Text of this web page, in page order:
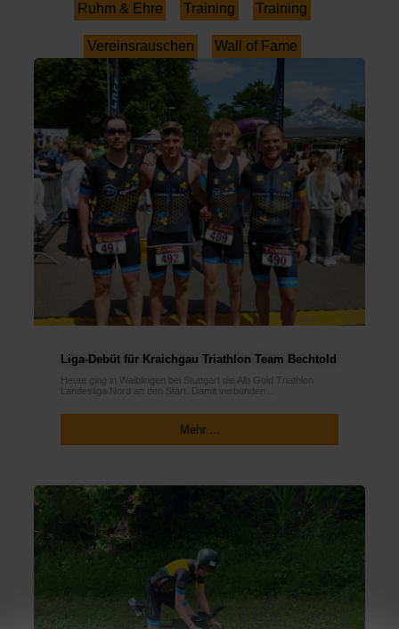
Ruhm & Ehre Training Training
Vereinsrauschen Wall of Fame
Liga-Debüt für Kraichgau Triathlon Team Bechtold
Heute ging in Waiblingen bei Stuttgart die Alb Gold Triathlon
Landesliga Nord an den Start. Damit verbunden...
Mehr ...